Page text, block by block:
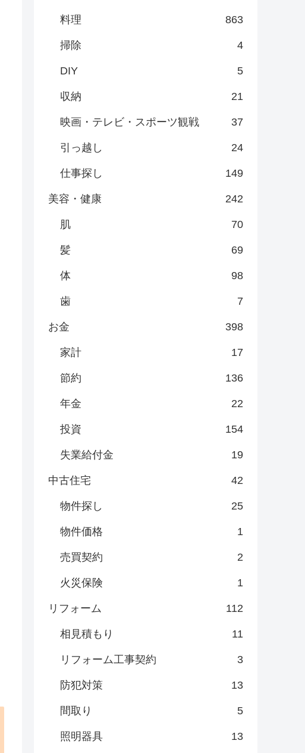
料理 863
掃除 4
DIY 5
収納 21
映画・テレビ・スポーツ観戦 37
引っ越し 24
仕事探し 149
美容・健康 242
肌 70
髪 69
体 98
歯 7
お金 398
家計 17
節約 136
年金 22
投資 154
失業給付金 19
中古住宅 42
物件探し 25
物件価格 1
売買契約 2
火災保険 1
リフォーム 112
相見積もり 11
リフォーム工事契約 3
防犯対策 13
間取り 5
照明器具 13